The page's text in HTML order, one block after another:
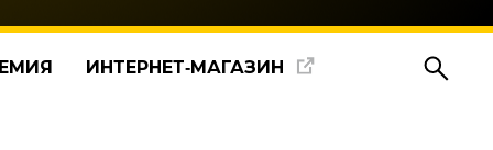
ИНТЕРНЕТ‑МАГАЗИН